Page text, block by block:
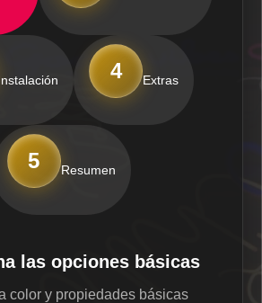
4 Extras
5 Resumen
las opciones básicas
color y propiedades básicas